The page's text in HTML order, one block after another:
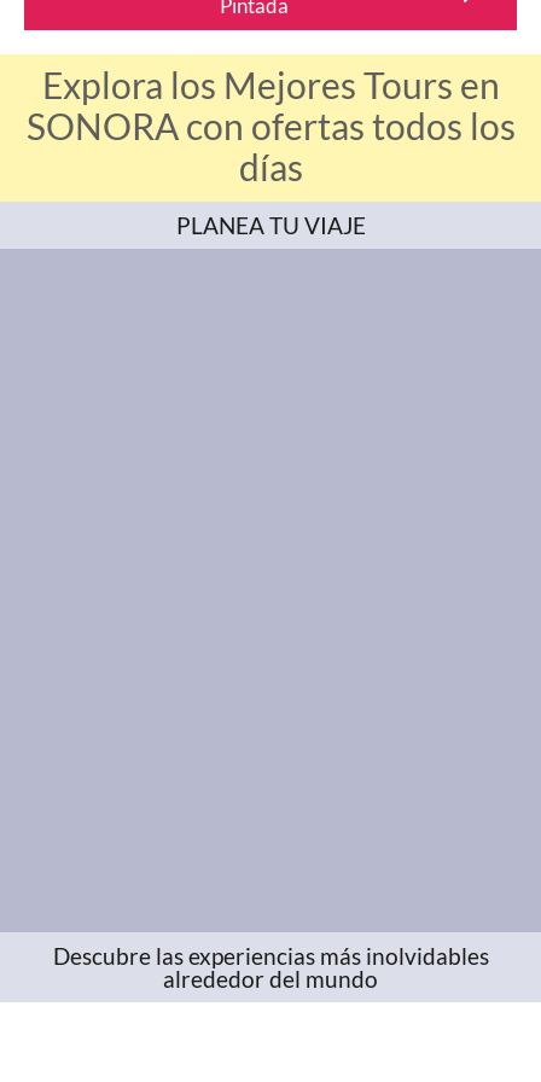
Pintada
Explora los Mejores Tours en
SONORA con ofertas todos los
días
PLANEA TU VIAJE
Descubre las experiencias más inolvidables
alrededor del mundo